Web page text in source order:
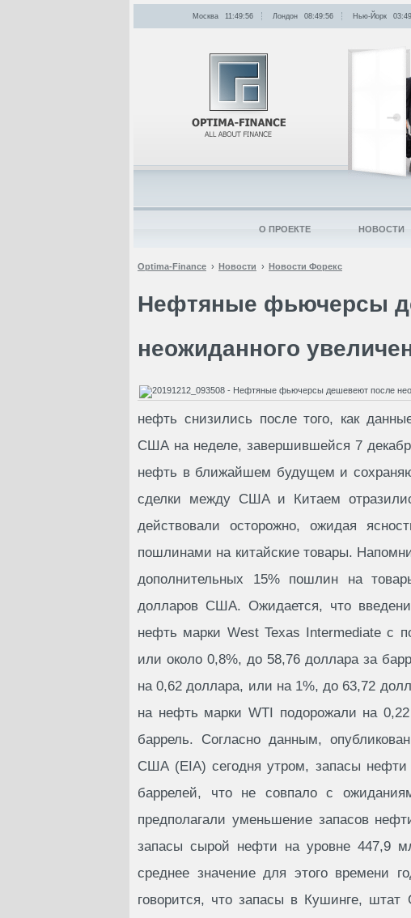
Optima-Finance Новости Новости Форекс
Нефтяные фьючерсы
неожиданного
нефть снизились после того, как
США на неделе, завершившейся 7
нефть в ближайшем будущем и
сделки между США и Китаем
действовали осторожно, ожидая
пошлинами на китайские товары.
дополнительных 15% пошлин на
долларов США. Ожидается, что
нефть марки West Texas Intermediate с
или около 0,8%, до 58,76 доллара за
на 0,62 доллара, или на 1%, до 63,72
на нефть марки WTI подорожали на
баррель. Согласно данным,
США (EIA) сегодня утром, запасы
баррелей, что не совпало с
предполагали уменьшение запасов
запасы сырой нефти на уровне 447,9
среднее значение для этого времени
говорится, что запасы в Кушинге,
Москва 11:49:56 Лондон 08:49:56 Нью-Йорк
О ПРОЕКТЕ НОВОСТИ